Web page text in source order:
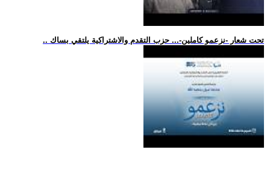
.. تحت شعار -نزعمو كاملين-... حزب التقدم والاشتراكية يلتقي بساك